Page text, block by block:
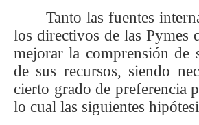
Tanto las fuentes
los directivos de las Pymes
mejorar la comprensión de
de sus recursos, siendo
cierto grado de preferencia
lo cual las siguientes